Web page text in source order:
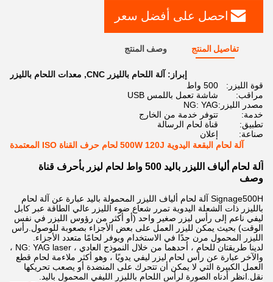
احصل على أفضل سعر
تفاصيل المنتج وصف المنتج
إبراز: آلة اللحام بالليزر CNC , معدات اللحام بالليزر
قوة الليزر:
500 واط
مراقب:
شاشة تعمل باللمس USB
مصدر الليزر:NG: YAG
خدمة:
تتوفر خدمة من الخارج
تطبيق:
قناة لحام الرسالة
صناعة:
إعلان
آلة لحام البقعة اليدوية 500W 120J لحام حرف القناة ISO المعتمدة
آلة لحام ألياف الليزر باليد 500 واط لحام ليزر بأحرف قناة
وصف
Signage500H آلة لحام ألياف الليزر المحمولة باليد عبارة عن آلة لحام
بالليزر ذات الشعلة اليدوية تمرر شعاع ضوء الليزر عالي الطاقة عبر كابل
ليفي ناعم إلى رأس ليزر صغير واحد (أو أكثر من رؤوس الليزر في نفس
الوقت) بحيث يمكن لليزر العمل على بعض الأجزاء بصعوبة للوصول.رأس
الليزر المحمول مرن جدًا في الاستخدام ويوفر لحامًا متعدد الأجزاء.
لدينا طريقتان للحام ، أحدهما من خلال النموذج العادي ، NG: YAG laser ،
والآخر عبارة عن رأس لحام ليزر ليفي يدويًا ، وهو أكثر ملاءمة لحام قطع
العمل الكبيرة التي لا يمكن أن تتحرك على المنضدة أو يصعب تحريكها
نقل.انظر أدناه الصورة لرأس اللحام بالليزر الليفي المحمول باليد.